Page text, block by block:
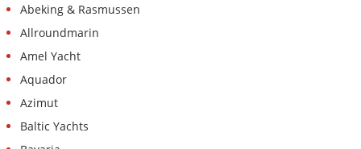
Abeking & Rasmussen
Allroundmarin
Amel Yacht
Aquador
Azimut
Baltic Yachts